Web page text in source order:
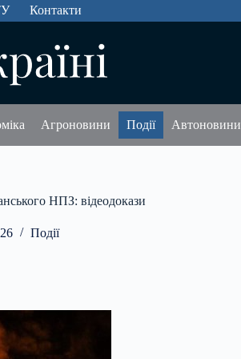
Контакти
Агроновини Події Автоновини
НПЗ: відеодокази
Події